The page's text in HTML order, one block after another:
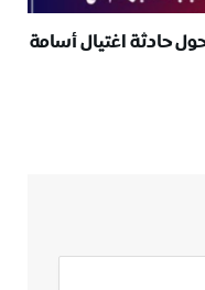
حادثة اغتيال أسامة